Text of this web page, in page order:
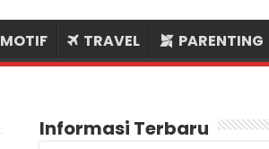
TRAVEL PARENTING
Informasi Terbaru